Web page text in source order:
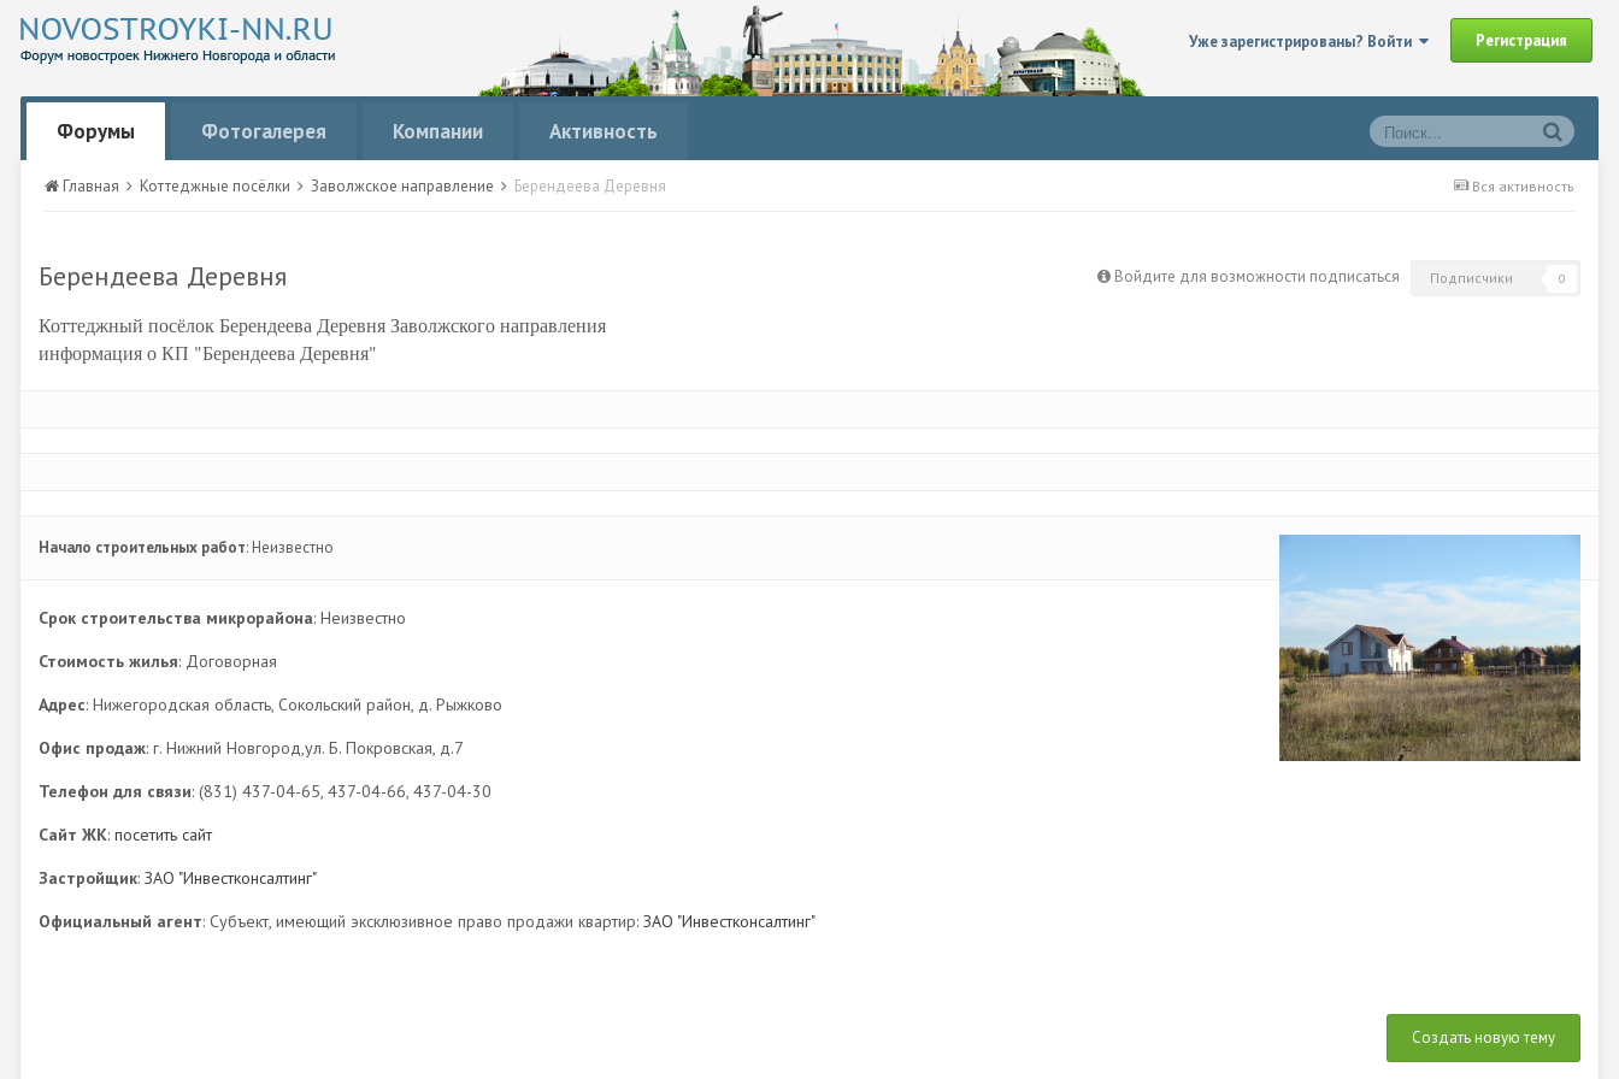
Уже зарегистрированы? Войти Регистрация
Форумы Фотогалерея Компании Активность
Вся активность
Главная Коттеджные посёлки Заволжское направление Берендеева Деревня
Берендеева Деревня Войдите для возможности подписаться Подписчики 0
Коттеджный посёлок Берендеева Деревня Заволжского направления
информация о КП "Берендеева Деревня"
Начало строительных работ: Неизвестно
Срок строительства микрорайона: Неизвестно
Стоимость жилья: Договорная
Адрес: Нижегородская область, Сокольский район, д. Рыжково
Офис продаж: г. Нижний Новгород,ул. Б. Покровская, д.7
Телефон для связи: (831) 437-04-65, 437-04-66, 437-04-30
Сайт ЖК: посетить сайт
Застройщик: ЗАО "Инвестконсалтинг"
Официальный агент: Субъект, имеющий эксклюзивное право продажи квартир: ЗАО "Инвестконсалтинг"
Создать новую тему